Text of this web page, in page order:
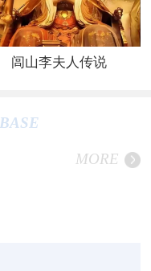
闾山李夫人传说
BASE
MORE